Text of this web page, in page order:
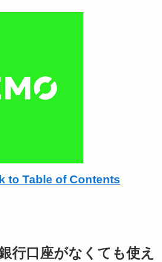
to Table of Contents
行口座がなくても使え